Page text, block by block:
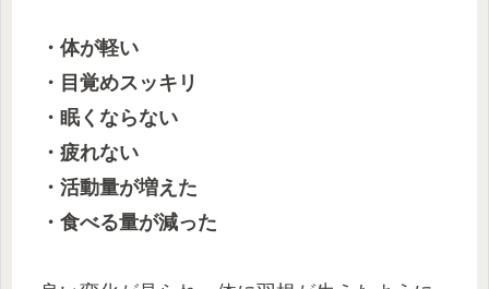
・体が軽い
・目覚めスッキリ
・眠くならない
・疲れない
・活動量が増えた
・食べる量が減った